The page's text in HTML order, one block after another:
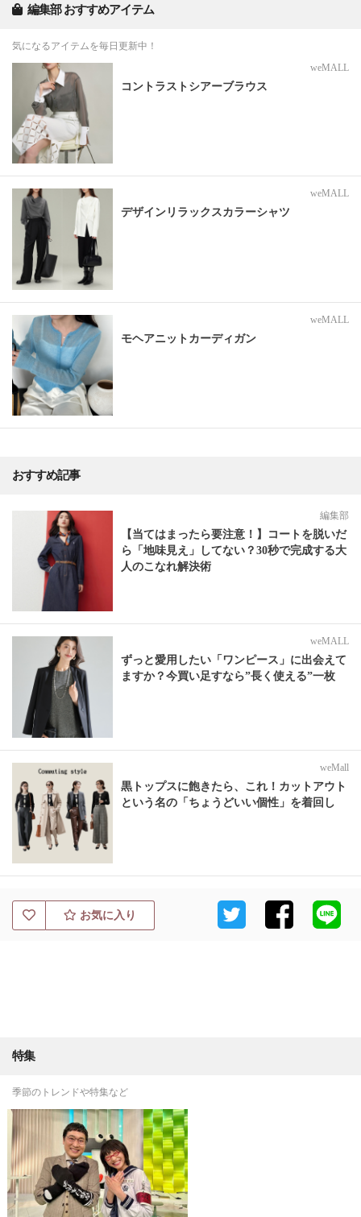
編集部 おすすめアイテム
気になるアイテムを毎日更新中！
weMALL
コントラストシアーブラウス
weMALL
デザインリラックスカラーシャツ
weMALL
モヘアニットカーディガン
おすすめ記事
編集部
【当てはまったら要注意！】コートを脱いだ
ら「地味見え」してない？30秒で完成する大
人のこなれ解決術
weMALL
ずっと愛用したい「ワンピース」に出会えて
ますか？今買い足すなら”長く使える”一枚
weMall
黒トップスに飽きたら、これ！カットアウト
という名の「ちょうどいい個性」を着回し
お気に入り
特集
季節のトレンドや特集など